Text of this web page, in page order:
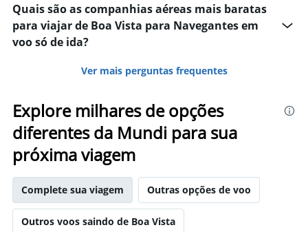
Quais são as companhias aéreas mais baratas
para viajar de Boa Vista para Navegantes em
voo só de ida?
Ver mais perguntas frequentes
Explore milhares de opções
diferentes da Mundi para sua
próxima viagem
Complete sua viagem Outras opções de voo
Outros voos saindo de Boa Vista